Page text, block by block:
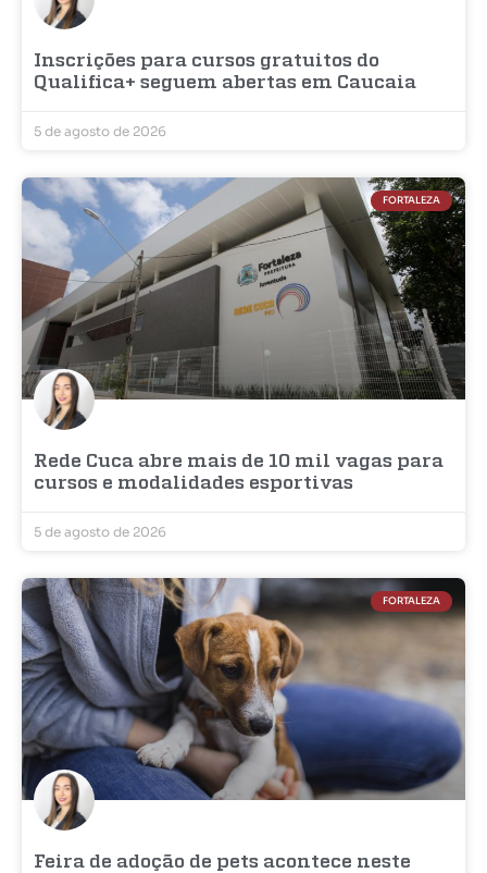
Inscrições para cursos gratuitos do
Qualifica+ seguem abertas em Caucaia
5 de agosto de 2026
FORTALEZA
Rede Cuca abre mais de 10 mil vagas para
cursos e modalidades esportivas
5 de agosto de 2026
FORTALEZA
Feira de adoção de pets acontece neste